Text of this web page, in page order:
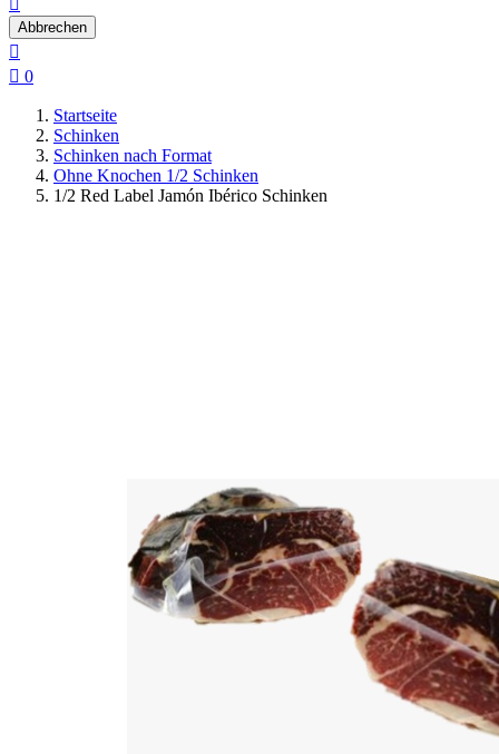

Abbrechen

 0
Startseite
Schinken
Schinken nach Format
Ohne Knochen 1/2 Schinken
1/2 Red Label Jamón Ibérico Schinken